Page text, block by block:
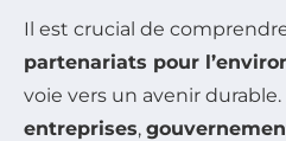
Il est crucial de
partenariats pour
voie vers un avenir
entreprises,